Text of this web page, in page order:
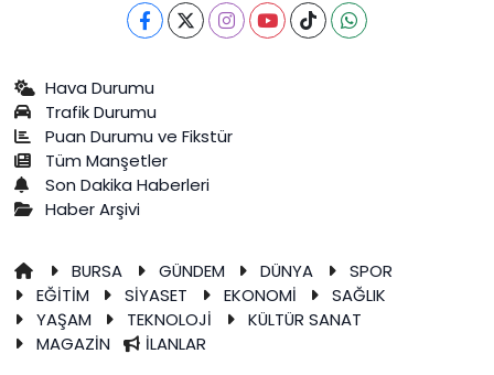
Hava Durumu
Trafik Durumu
Puan Durumu ve Fikstür
Tüm Manşetler
Son Dakika Haberleri
Haber Arşivi
BURSA GÜNDEM DÜNYA
SPOR
EĞİTİM
SİYASET EKONOMİ
SAĞLIK
YAŞAM
TEKNOLOJİ
KÜLTÜR SANAT
MAGAZİN
İLANLAR